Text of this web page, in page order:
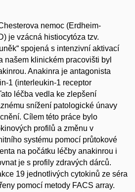
nemoc (Erdheim-
je vzácná histiocytóza tzv.
spojená s intenzivní aktivací
našem klinickém pracovišti byl
Anakinra je antagonista
1 (interleukin-1 receptor
léčba vedla ke zlepšení
snížení patologické únavy
Cílem této práce bylo
profilů a změnu v
systému pomocí průtokové
na počátku léčby anakinrou i
je s profily zdravých dárců.
19 jednotlivých cytokinů ze séra
pomocí metody FACS array.